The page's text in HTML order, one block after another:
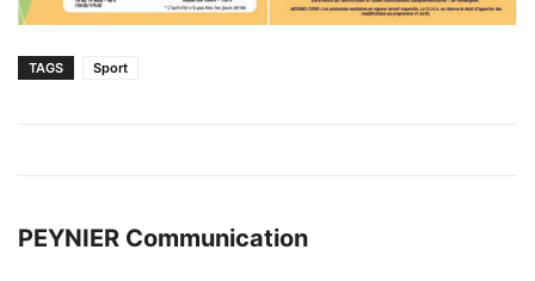
TAGS Sport
PEYNIER Communication